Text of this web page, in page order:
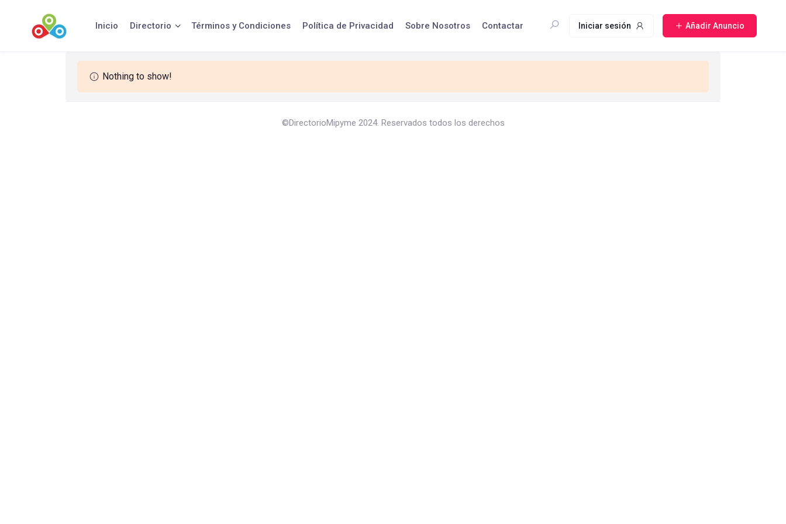
contenido
Inicio Directorio Términos y Condiciones Política de Privacidad Sobre Nosotros Contactar Iniciar sesión Añadir Anuncio
Nothing to show!
©DirectorioMipyme 2024. Reservados todos los derechos